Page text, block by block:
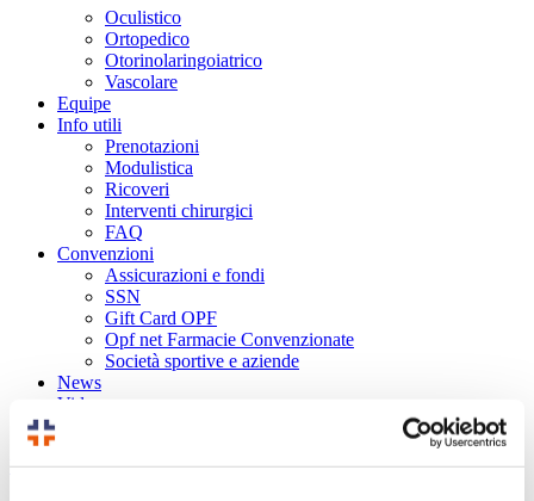
Oculistico
Ortopedico
Otorinolaringoiatrico
Vascolare
Equipe
Info utili
Prenotazioni
Modulistica
Ricoveri
Interventi chirurgici
FAQ
Convenzioni
Assicurazioni e fondi
SSN
Gift Card OPF
Opf net Farmacie Convenzionate
Società sportive e aziende
News
Video
Vai al contenuto principale